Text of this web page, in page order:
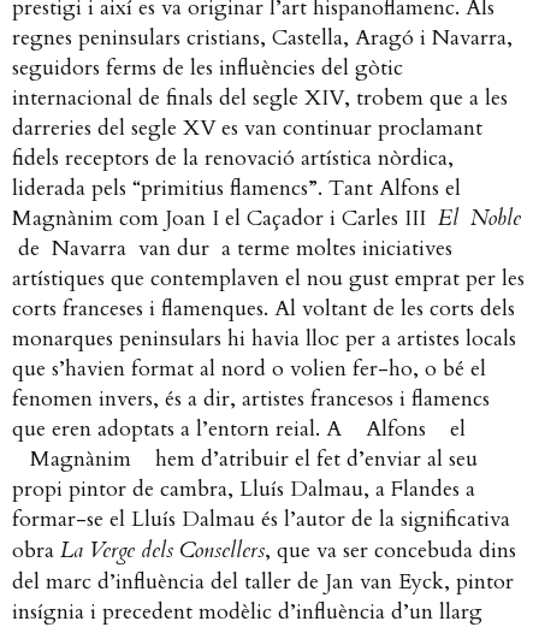
prestigi i així es va originar l’art hispanoflamenc. Als
regnes peninsulars cristians, Castella, Aragó i Navarra,
seguidors ferms de les influències del gòtic
internacional de finals del segle XIV, trobem que a les
darreries del segle XV es van continuar proclamant
fidels receptors de la renovació artística nòrdica,
liderada pels “primitius flamencs”. Tant Alfons el
Magnànim com Joan I el Caçador i Carles III El Noble
de Navarra van dur a terme moltes iniciatives
artístiques que contemplaven el nou gust emprat per les
corts franceses i flamenques. Al voltant de les corts dels
monarques peninsulars hi havia lloc per a artistes locals
que s’havien format al nord o volien fer-ho, o bé el
fenomen invers, és a dir, artistes francesos i flamencs
que eren adoptats a l’entorn reial. A Alfons el
Magnànim hem d’atribuir el fet d’enviar al seu
propi pintor de cambra, Lluís Dalmau, a Flandes a
formar-se el Lluís Dalmau és l’autor de la significativa
obra La Verge dels Consellers, que va ser concebuda dins
del marc d’influència del taller de Jan van Eyck, pintor
insígnia i precedent modèlic d’influència d’un llarg